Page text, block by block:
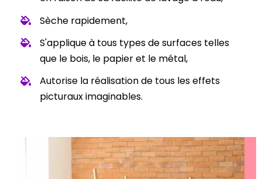
Sèche rapidement,
S'applique à tous types de surfaces telles
que le bois, le papier et le métal,
Autorise la réalisation de tous les effets
picturaux imaginables.